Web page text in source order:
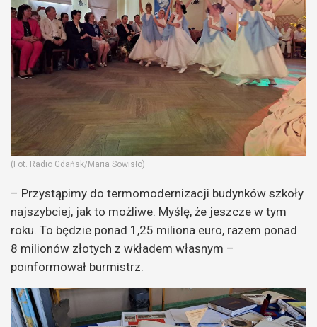
(Fot. Radio Gdańsk/Maria Sowisło)
– Przystąpimy do termomodernizacji budynków szkoły
najszybciej, jak to możliwe. Myślę, że jeszcze w tym
roku. To będzie ponad 1,25 miliona euro, razem ponad
8 milionów złotych z wkładem własnym –
poinformował burmistrz.